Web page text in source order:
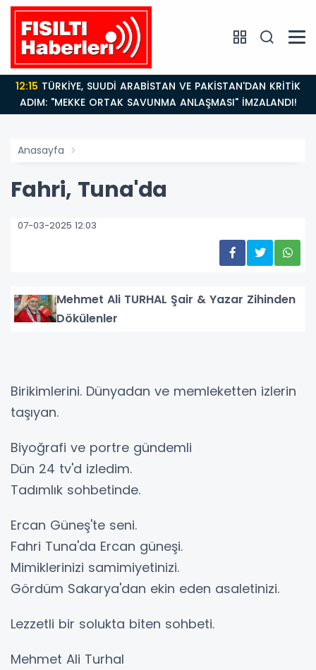
12:15
ADIM: "MEKKE ORTAK SAVUNMA ANLAŞMASI" İMZALANDI!
Anasayfa
Fahri, Tuna'da
07-03-2025 12:03
Mehmet Ali TURHAL Şair & Yazar Zihinden
Dökülenler
Birikimlerini. Dünyadan ve memleketten izlerin
taşıyan.
Biyoğrafi ve portre gündemli
Dün 24 tv'd izledim.
Tadımlık sohbetinde.
Ercan Güneş'te seni.
Fahri Tuna'da Ercan güneşi.
Mimiklerinizi samimiyetinizi.
Gördüm Sakarya'dan ekin eden asaletinizi.
Lezzetli bir solukta biten sohbeti.
Mehmet Ali Turhal